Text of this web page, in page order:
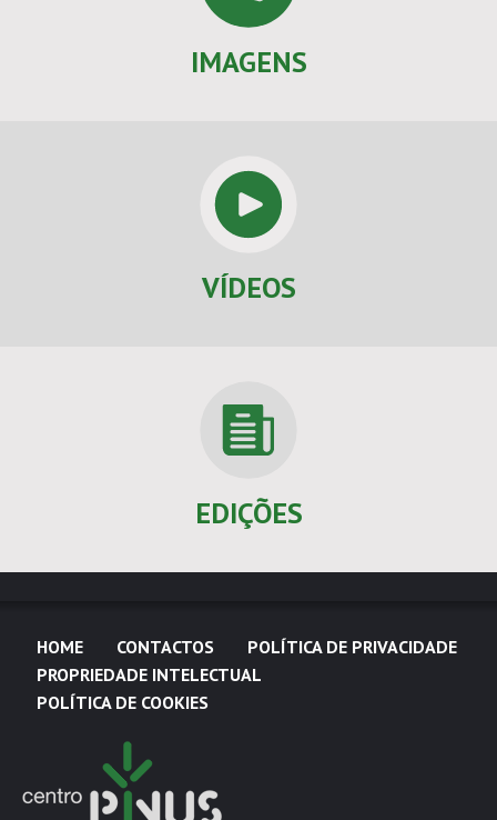
IMAGENS
VÍDEOS
EDIÇÕES
HOME CONTACTOS
POLÍTICA DE PRIVACIDADE
PROPRIEDADE INTELECTUAL
POLÍTICA DE COOKIES